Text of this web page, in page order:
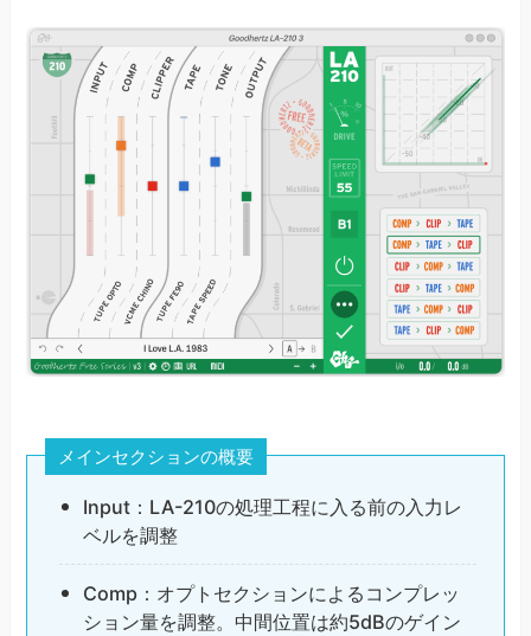
メインセクションの概要
Input：LA-210の処理工程に入る前の入力レ
ベルを調整
Comp：オプトセクションによるコンプレッ
ション量を調整。中間位置は約5dBのゲイン